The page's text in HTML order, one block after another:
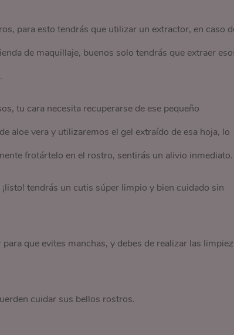
para esto tendrás que utilizar un extractor, en caso
de maquillaje, buenos solo tendrás que extraer
tu cara necesita recuperarse de ese pequeño
aloe vera y utilizaremos el gel extraído de esa hoja, lo
frotártelo en el rostro, sentirás un alivio inmediato.
tendrás un cutis súper limpio y bien cuidado sin
que evites manchas, y debes de realizar las
cuidar sus bellos rostros.